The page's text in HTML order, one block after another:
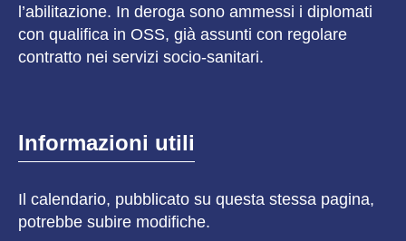
l’abilitazione. In deroga sono ammessi i diplomati
con qualifica in OSS, già assunti con regolare
contratto nei servizi socio-sanitari.
Informazioni utili
Il calendario, pubblicato su questa stessa pagina,
potrebbe subire modifiche.